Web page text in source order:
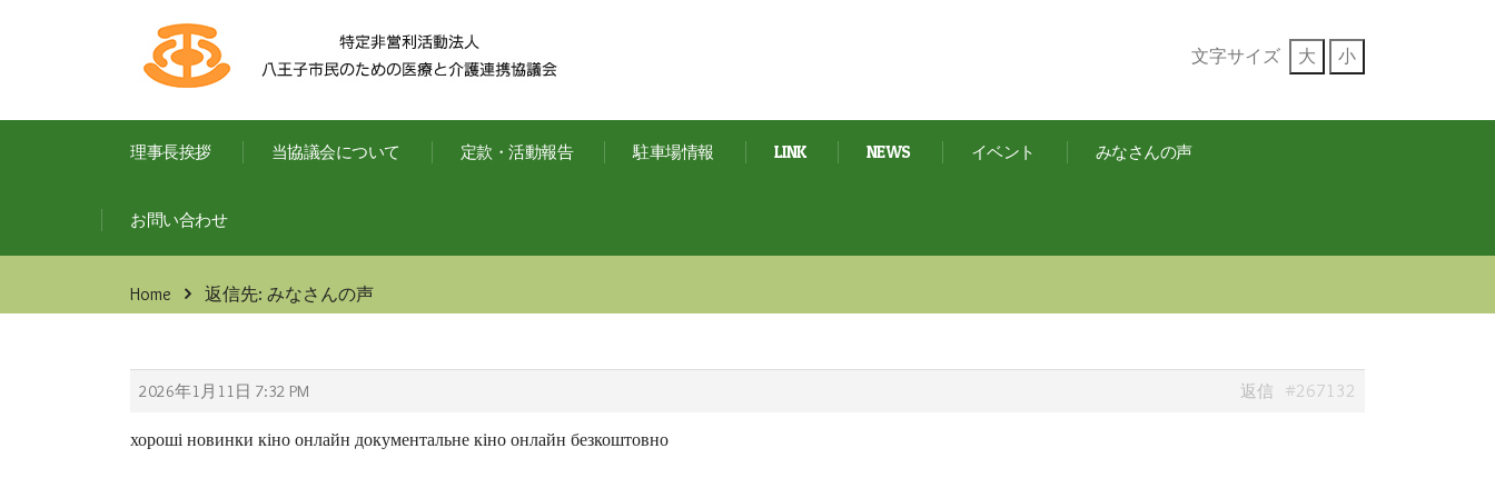
文字サイズ 大 小
理事長挨拶 当協議会について 定款・活動報告 駐車場情報 LINK NEWS イベント みなさんの声
お問い合わせ
Home 返信先: みなさんの声
2026年1月11日 7:32 PM #267132
返信
хороші новинки кіно онлайн документальне кіно онлайн безкоштовно